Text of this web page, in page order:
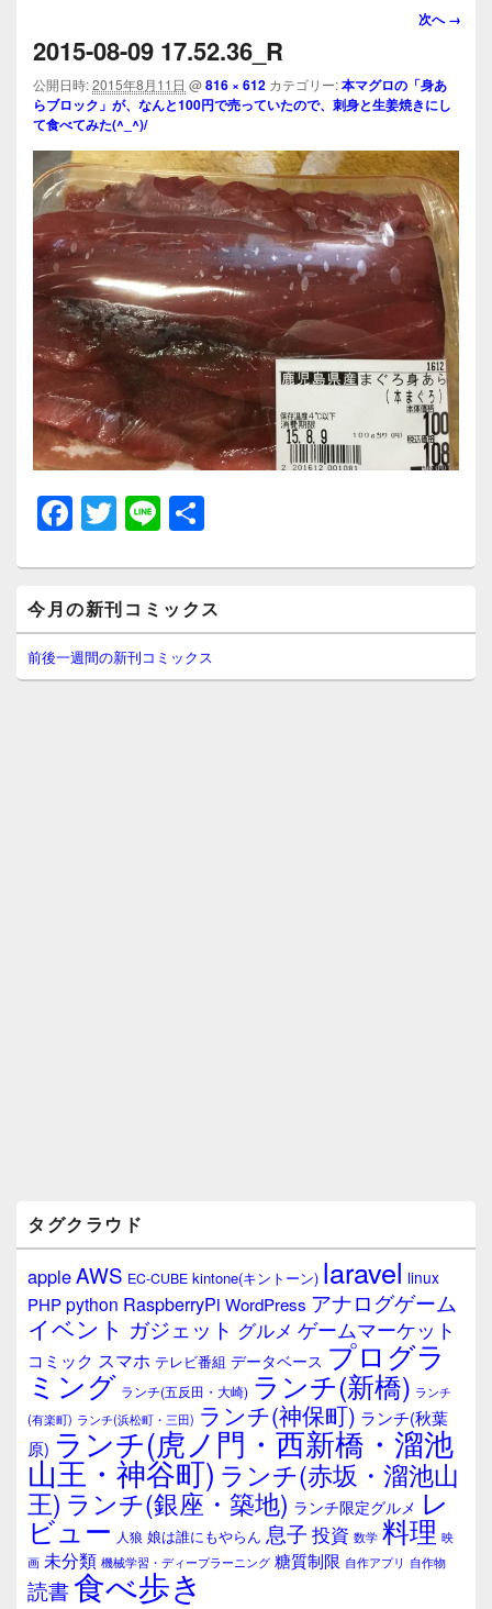
画
ビ
ゲ
シ
ョ
ン
次へ →
2015-08-09 17.52.36_R
公開日時:2015年8月11日 @816 × 612 カテゴリー:本マグロの「身あ
らブロック」が、なんと100円で売っていたので、刺身と生姜焼きにし
て食べてみた(^_^)/
F
a
c
e
b
o
T
wi
tt
er
Li
n
e
イ
ン
サ
イ
今月の新刊コミックス
前後一週間の新刊コミックス
タグクラウド
appleAWS EC-CUBE kintone(キントーン) laravel linux
PHPpython RaspberryPi WordPress アナログゲーム
イベント ガジェット グルメ ゲームマーケット
コミック スマホ テレビ番組 データベース プログラ
ミング ランチ(五反田・大崎) ランチ(新橋) ランチ
(有楽町) ランチ(浜松町・三田) ランチ(神保町) ランチ(秋葉
原) ランチ(虎ノ門・西新橋・溜池
山王・神谷町) ランチ(赤坂・溜池山
王) ランチ(銀座・築地) ランチ限定グルメ レ
ビュー 人狼 娘は誰にもやらん 息子 投資 数学 料理 映
画 未分類 機械学習・ディープラーニング 糖質制限 自作アプリ 自作物
読書食べ歩き